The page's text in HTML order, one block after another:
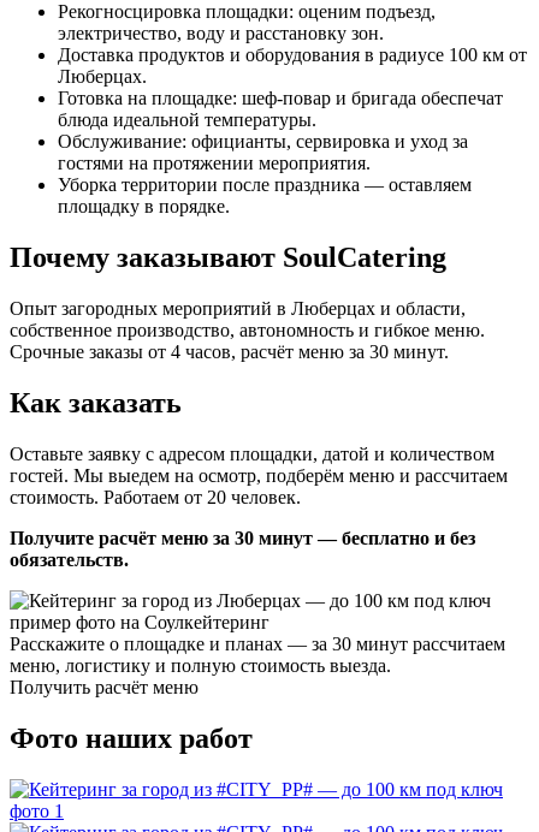
Рекогносцировка площадки: оценим подъезд,
электричество, воду и расстановку зон.
Доставка продуктов и оборудования в радиусе 100 км от
Люберцах.
Готовка на площадке: шеф-повар и бригада обеспечат
блюда идеальной температуры.
Обслуживание: официанты, сервировка и уход за
гостями на протяжении мероприятия.
Уборка территории после праздника — оставляем
площадку в порядке.
Почему заказывают SoulCatering
Опыт загородных мероприятий в Люберцах и области,
собственное производство, автономность и гибкое меню.
Срочные заказы от 4 часов, расчёт меню за 30 минут.
Как заказать
Оставьте заявку с адресом площадки, датой и количеством
гостей. Мы выедем на осмотр, подберём меню и рассчитаем
стоимость. Работаем от 20 человек.
Получите расчёт меню за 30 минут — бесплатно и без
обязательств.
Расскажите о площадке и планах — за 30 минут рассчитаем
меню, логистику и полную стоимость выезда.
Получить расчёт меню
Фото наших работ